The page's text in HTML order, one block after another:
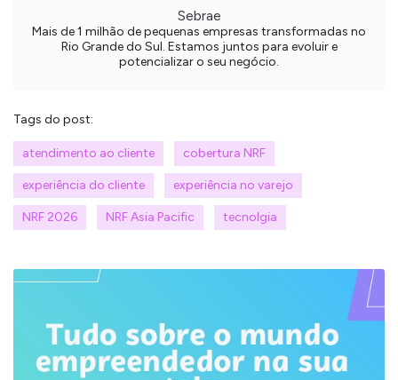
Sebrae
Mais de 1 milhão de pequenas empresas transformadas no
Rio Grande do Sul. Estamos juntos para evoluir e
potencializar o seu negócio.
Tags do post:
atendimento ao cliente cobertura NRF
experiência do cliente experiência no varejo
NRF 2026 NRF Asia Pacific tecnolgia